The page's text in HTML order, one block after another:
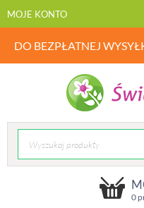
MOJE KONTO
DO BEZPŁATNEJ
0